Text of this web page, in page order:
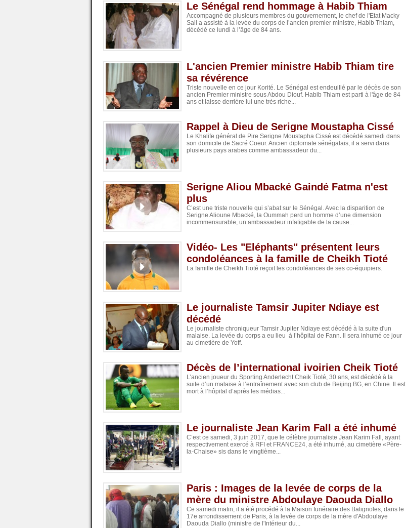
Le Sénégal rend hommage à Habib Thiam
Accompagné de plusieurs membres du gouvernement, le chef de l'Etat Macky
Sall a assisté à la levée du corps de l’ancien premier ministre, Habib Thiam,
décédé ce lundi à l’âge de 84 ans.
L'ancien Premier ministre Habib Thiam tire
sa révérence
Triste nouvelle en ce jour Korité. Le Sénégal est endeuillé par le décès de son
ancien Premier ministre sous Abdou Diouf. Habib Thiam est parti à l'âge de 84
ans et laisse derrière lui une très riche...
Rappel à Dieu de Serigne Moustapha Cissé
Le Khalife général de Pire Serigne Moustapha Cissé est décédé samedi dans
son domicile de Sacré Coeur. Ancien diplomate sénégalais, il a servi dans
plusieurs pays arabes comme ambassadeur du...
Serigne Aliou Mbacké Gaindé Fatma n'est
plus
C’est une triste nouvelle qui s’abat sur le Sénégal. Avec la disparition de
Serigne Alioune Mbacké, la Oummah perd un homme d’une dimension
incommensurable, un ambassadeur infatigable de la cause...
Vidéo- Les "Eléphants" présentent leurs
condoléances à la famille de Cheikh Tioté
La famille de Cheikh Tioté reçoit les condoléances de ses co-équipiers.
Le journaliste Tamsir Jupiter Ndiaye est
décédé
Le journaliste chroniqueur Tamsir Jupiter Ndiaye est décédé à la suite d'un
malaise. La levée du corps a eu lieu à l’hôpital de Fann. Il sera inhumé ce jour
au cimetière de Yoff.
Décès de l’international ivoirien Cheik Tioté
L’ancien joueur du Sporting Anderlecht Cheik Tioté, 30 ans, est décédé à la
suite d’un malaise à l’entraînement avec son club de Beijing BG, en Chine. Il est
mort à l’hôpital d’après les médias...
Le journaliste Jean Karim Fall a été inhumé
C’est ce samedi, 3 juin 2017, que le célèbre journaliste Jean Karim Fall, ayant
respectivement exercé à RFI et FRANCE24, a été inhumé, au cimetière «Père-
la-Chaise» sis dans le vingtième...
Paris : Images de la levée de corps de la
mère du ministre Abdoulaye Daouda Diallo
Ce samedi matin, il a été procédé à la Maison funéraire des Batignoles, dans le
17e arrondissement de Paris, à la levée de corps de la mère d'Abdoulaye
Daouda Diallo (ministre de l'Intérieur du...